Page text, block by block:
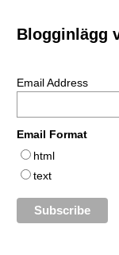
Blogginlägg
Email Address
Email Format
html
text